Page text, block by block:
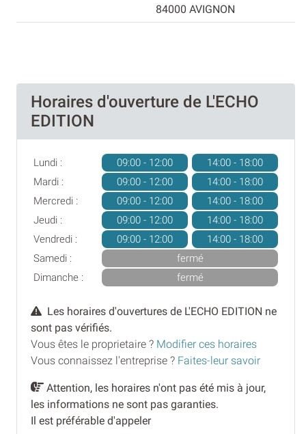
84000 AVIGNON
Horaires d'ouverture de L'ECHO
EDITION
Lundi : 09:00 - 12:00
14:00 - 18:00
Mardi :
09:00 - 12:00
14:00 - 18:00
Mercredi :
09:00 - 12:00
14:00 - 18:00
Jeudi :
09:00 - 12:00
14:00 - 18:00
Vendredi :
09:00 - 12:00
14:00 - 18:00
Samedi :
fermé
Dimanche :
fermé
Les horaires d'ouvertures de L'ECHO EDITION ne
sont pas vérifiés.
Vous êtes le proprietaire ? Modifier ces horaires
Vous connaissez l'entreprise ? Faites-leur savoir
Attention, les horaires n'ont pas été mis à jour,
les informations ne sont pas garanties.
Il est préférable d'appeler